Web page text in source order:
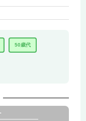
50歳代